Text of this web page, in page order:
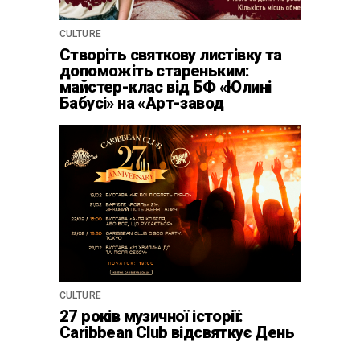
CULTURE
Створіть святкову листівку та
допоможіть стареньким:
майстер-клас від БФ «Юлині
Бабусі» на «Арт-завод
CULTURE
27 років музичної історії:
Caribbean Club відсвяткує День